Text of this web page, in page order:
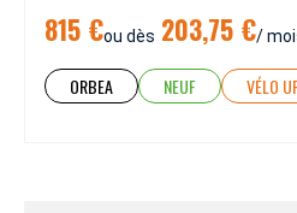
815 €ou dès 203,75 €/
ORBEA NEUF VÉLO